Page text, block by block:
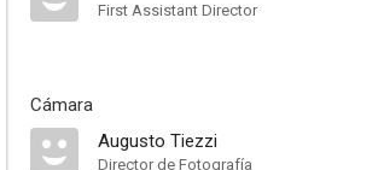
First Assistant Director
Cámara
Augusto Tiezzi
Director de Fotografía